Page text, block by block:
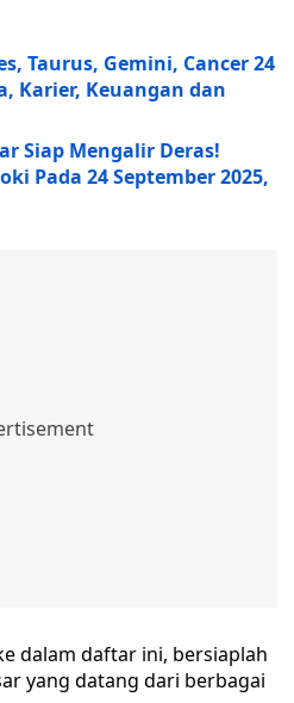
Taurus, Gemini, Cancer 24
Karier, Keuangan dan
Siap Mengalir Deras!
Pada 24 September 2025,
dalam daftar ini, bersiaplah
yang datang dari berbagai